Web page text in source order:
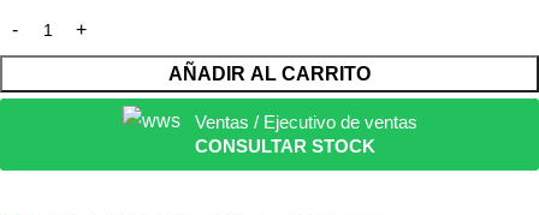
AÑADIR AL CARRITO
Ventas / Ejecutivo de ventas
CONSULTAR STOCK